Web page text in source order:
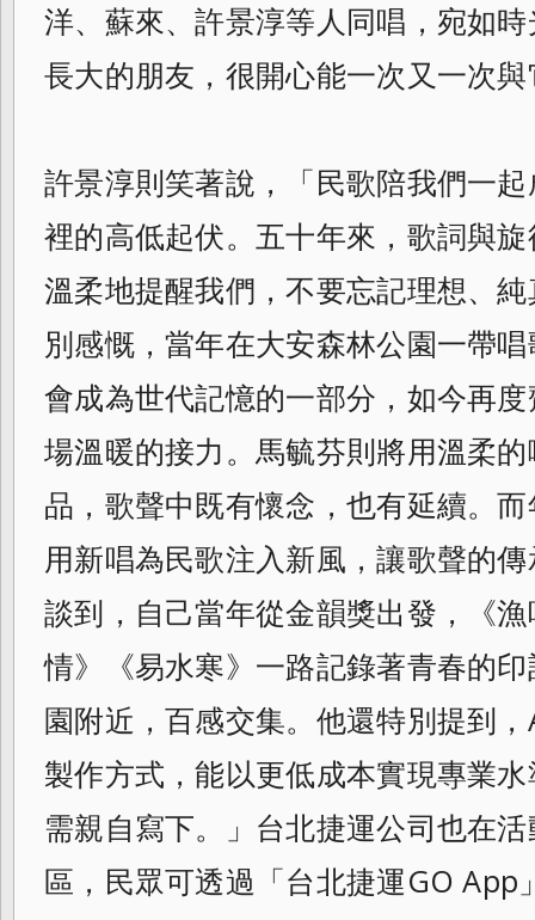
洋、蘇來、許景淳等人同唱，宛如
長大的朋友，很開心能一次又一次
許景淳則笑著說，「民歌陪我們一
裡的高低起伏。五十年來，歌詞與
溫柔地提醒我們，不要忘記理想、
別感慨，當年在大安森林公園一帶
會成為世代記憶的一部分，如今再
場溫暖的接力。馬毓芬則將用溫柔
品，歌聲中既有懷念，也有延續。
用新唱為民歌注入新風，讓歌聲的
談到，自己當年從金韻獎出發，《
情》《易水寒》一路記錄著青春的
園附近，百感交集。他還特別提到
製作方式，能以更低成本實現專業
需親自寫下。」台北捷運公司也在
區，民眾可透過「台北捷運GO App